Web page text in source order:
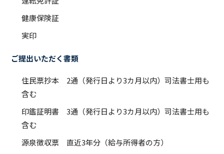
健康保険証
実印
ご提出いただく書類
住民票抄本 2通（発行日より3カ月以内）司法書士用も
含む
印鑑証明書 3通（発行日より3カ月以内）司法書士用も
含む
源泉徴収票 直近3年分（給与所得者の方）